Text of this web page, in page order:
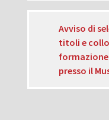
Avviso di
titoli e
presso il